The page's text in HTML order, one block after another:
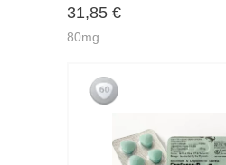
31,85 €
80mg